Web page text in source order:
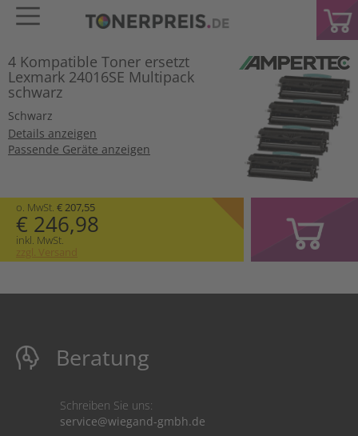
4 Kompatible Toner ersetzt
Lexmark 24016SE Multipack
schwarz
Schwarz
Details anzeigen
Passende Geräte anzeigen
o. MwSt. € 207,55
€ 246,98
inkl. MwSt.
zzgl. Versand
Beratung
Schreiben Sie uns:
service@wiegand-gmbh.de